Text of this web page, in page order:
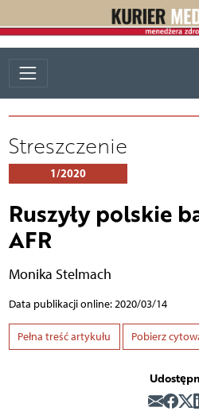
Streszczenie
1/2020
Ruszyły polskie
AFR
Monika Stelmach
Data publikacji online: 2020/03/14
Pełna treść artykułu Pobierz